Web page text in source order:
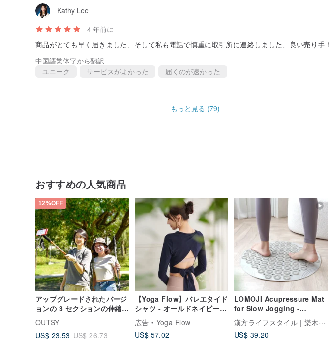
Kathy Lee
4 年前に
商品がとても早く届きました、そして私も電話で慎重に取引所に連絡しました、良い売り手！
中国語繁体字から翻訳
ユニーク
サービスがよかった 届くのが速かった
もっと見る (79)
おすすめの人気商品
12%OFF
アップグレードされたバージ
ョンの 3 セクションの伸縮式
アウター ロック アルミニウ
ム合金翼セルフィー トレッ
キング ポール、携帯電話ク
OUTSY
US$ 23.53 US$ 26.73
【Yoga Flow】バレエタイド
シャツ - オールドネイビーコ
ーデ
広告
Yoga Flow
US$ 57.02
LOMOJI Acupressure Mat
for Slow Jogging -
Stimulate Foot
Reflexology
漢方ライフスタイル | 樂木集 LOMOJI
US$ 39.20